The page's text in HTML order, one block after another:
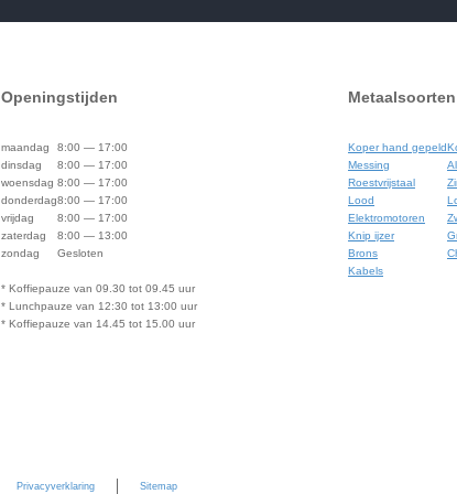
Openingstijden
maandag
8:00 — 17:00
dinsdag
8:00 — 17:00
woensdag 8:00 — 17:00
donderdag8:00 — 17:00
vrijdag
8:00 — 17:00
zaterdag
8:00 — 13:00
zondag
Gesloten
* Koffiepauze van 09.30 tot 09.45 uur
* Lunchpauze van 12:30 tot 13:00 uur
* Koffiepauze van 14.45 tot 15.00 uur
Metaalsoorten
Koper hand gepeld
Messing
Roestvrijstaal
Lood
Elektromotoren
Knip ijzer
Brons
Kabels
Privacyverklaring Sitemap